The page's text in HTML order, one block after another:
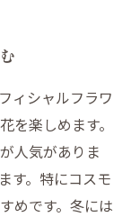
ィシャルフラワ
を楽しめます。
人気がありま
す。特にコスモ
めです。冬には